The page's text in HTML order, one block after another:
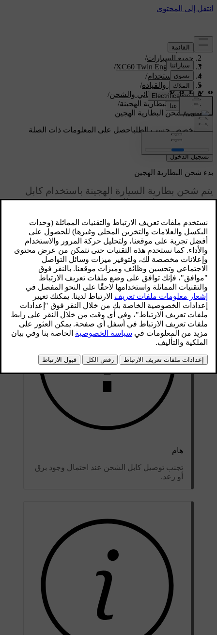
الدعم/
جميع السيارات/
XC60 Twin Engine 2020
/
دليل الاستخدام/
التشغيل والقيادة/
التشغيل الكهربائي والشحن/
شحن البطارية الهجينة/
بدء شحن البطارية الهجين
دعم مخصص حسب الطلباحصل على المعلومات ذات الصلة
بسيارتك الخاصة.
تسجيل الدخول
محدّث ١٩‏/٠٣‏/٢٠٢٠
بدء شحن البطارية الهجين
يتم شحن بطارية السيارة الهجينة باستخدام كابل
شحن يتم توصيله في السيارة وفي مقبس بقدرة٢٣٠
لا تستخدم سوى كابل الشحن المزوّد مع السيارة أو
كابل بديل توصي Volvo باستخدامه.
هام
تجنب توصيل كابل الشحن عند احتمال وجود برق
أو رعد.